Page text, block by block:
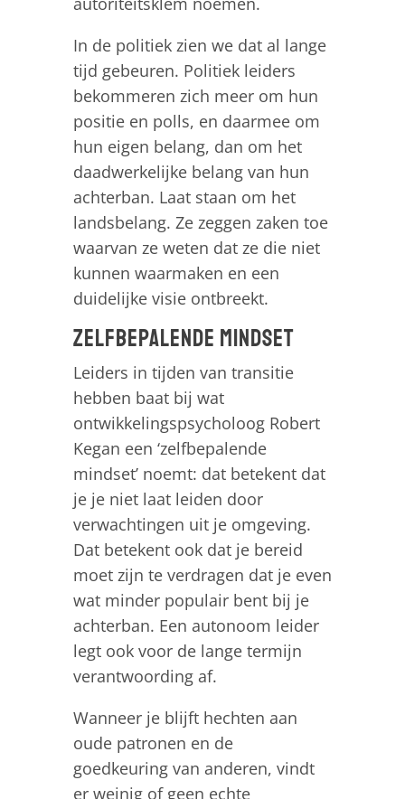
In de politiek zien we dat al lange
tijd gebeuren. Politiek leiders
bekommeren zich meer om hun
positie en polls, en daarmee om
hun eigen belang, dan om het
daadwerkelijke belang van hun
achterban. Laat staan om het
landsbelang. Ze zeggen zaken toe
waarvan ze weten dat ze die niet
kunnen waarmaken en een
duidelijke visie ontbreekt.
Zelfbepalende mindset
Leiders in tijden van transitie
hebben baat bij wat
ontwikkelingspsycholoog Robert
Kegan een ‘zelfbepalende
mindset’ noemt: dat betekent dat
je je niet laat leiden door
verwachtingen uit je omgeving.
Dat betekent ook dat je bereid
moet zijn te verdragen dat je even
wat minder populair bent bij je
achterban. Een autonoom leider
legt ook voor de lange termijn
verantwoording af.
Wanneer je blijft hechten aan
oude patronen en de
goedkeuring van anderen, vindt
er weinig of geen echte